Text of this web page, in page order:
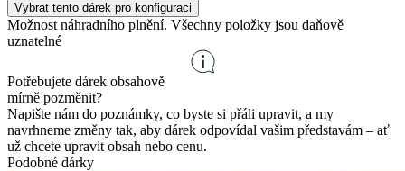
Vybrat tento dárek pro konfiguraci
Možnost náhradního plnění. Všechny položky jsou daňově
uznatelné
Potřebujete dárek obsahově
mírně pozměnit?
Napište nám do poznámky, co byste si přáli upravit, a my
navrhneme změny tak, aby dárek odpovídal vašim představám – ať
už chcete upravit obsah nebo cenu.
Podobné dárky